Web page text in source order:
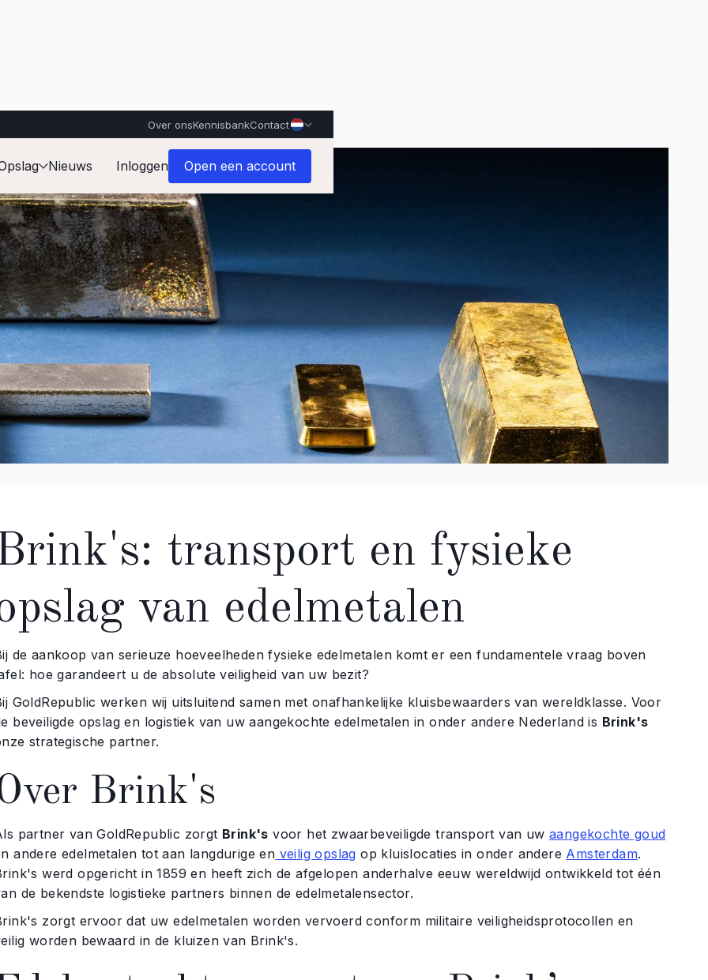
Over onsKennisbankContact
Nieuws Inloggen Open een account
transport en fysieke
van edelmetalen
de aankoop van serieuze hoeveelheden fysieke edelmetalen komt er een fundamentele vraag boven
hoe garandeert u de absolute veiligheid van uw bezit?
GoldRepublic werken wij uitsluitend samen met onafhankelijke kluisbewaarders van wereldklasse. Voor
beveiligde opslag en logistiek van uw aangekochte edelmetalen in onder andere Nederland is Brink's
strategische partner.
Brink's
partner van GoldRepublic zorgt Brink's voor het zwaarbeveiligde transport van uwaangekochte goud
andere edelmetalen tot aan langdurige en veilig opslag op kluislocaties in onder andere Amsterdam.
werd opgericht in 1859 en heeft zich de afgelopen anderhalve eeuw wereldwijd ontwikkeld tot één
de bekendste logistieke partners binnen de edelmetalensector.
zorgt ervoor dat uw edelmetalen worden vervoerd conform militaire veiligheidsprotocollen en
worden bewaard in de kluizen van Brink's.